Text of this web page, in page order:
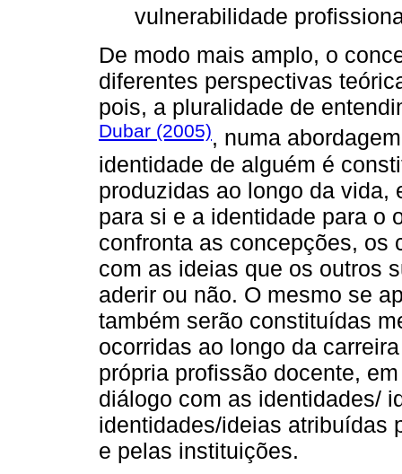
vulnerabilidade
De modo mais amplo, o
diferentes perspectivas
pois, a pluralidade de
Dubar (2005), numa
identidade de alguém é
produzidas ao longo da vida,
para si e a identidade para o
confronta as concepções, os
com as ideias que os outros
aderir ou não. O mesmo se
também serão constituídas
ocorridas ao longo da
própria profissão docente,
diálogo com as identidades/
identidades/ideias atribuídas
e pelas instituições.